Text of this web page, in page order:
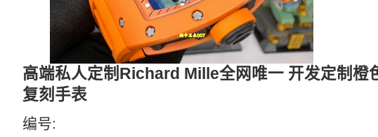
高端私人定制Richard Mille全网唯一 开发定制
复刻手表
编号: